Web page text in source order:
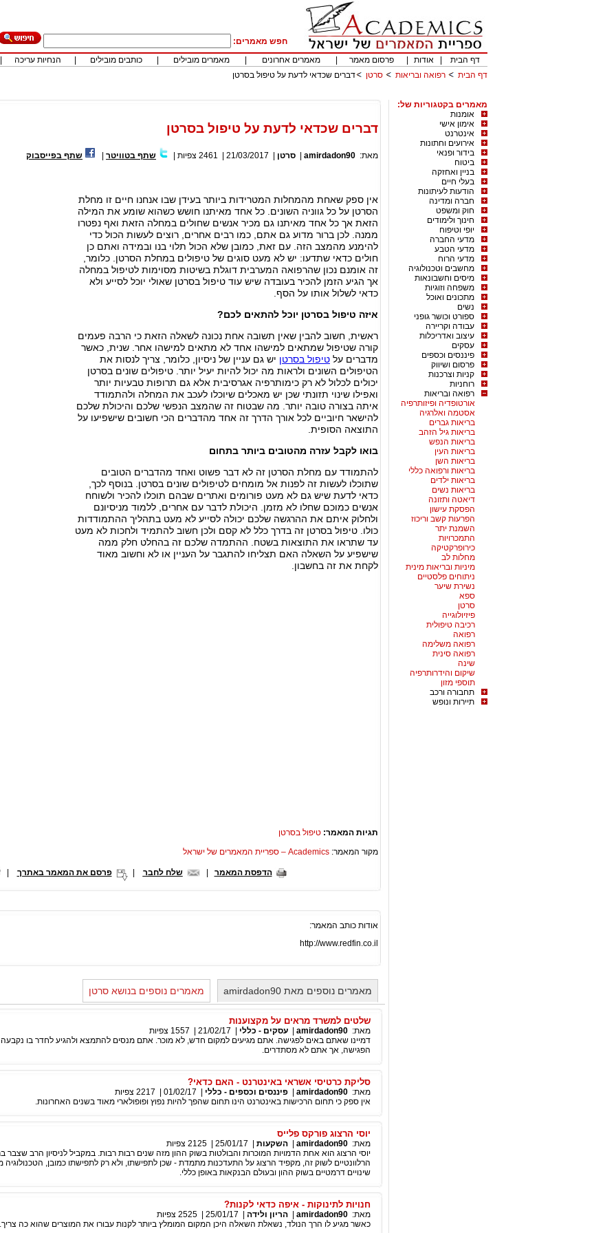
חפש מאמרים:
דף הבית
אודות פרסום מאמר מאמרים אחרונים מאמרים מובילים כותבים מובילים הנחיות עריכה
דף הבית
רפואה ובריאות סרטן דברים שכדאי לדעת על טיפול בסרטן
מאמרים בקטגוריות של:
אומנות
אימון אישי
אינטרנט
אירועים וחתונות
בידור ופנאי
ביטוח
בניין ואחזקה
בעלי חיים
הודעות לעיתונות
חברה ומדינה
חוק ומשפט
חינוך ולימודים
יופי וטיפוח
מדעי החברה
מדעי הטבע
מדעי הרוח
מחשבים וטכנולוגיה
מיסים וחשבונאות
משפחה וזוגיות
מתכונים ואוכל
נשים
ספורט וכושר גופני
עבודה וקריירה
עיצוב ואדריכלות
עסקים
פיננסים וכספים
פרסום ושיווק
קניות וצרכנות
רוחניות
רפואה ובריאות
אורטופדיה ופיזותרפיה
אסטמה ואלרגיה
בריאות גברים
בריאות גיל הזהב
בריאות הנפש
בריאות העין
בריאות השן
בריאות ורפואה כללי
בריאות ילדים
בריאות נשים
דיאטה ותזונה
הפסקת עישון
הפרעות קשב וריכוז
השמנת יתר
התמכרויות
כירופרקטיקה
מחלות לב
מיניות ובריאות מינית
ניתוחים פלסטיים
נשירת שיער
ספא
סרטן
פיזיולוגייה
רכיבה טיפולית
רפואה
רפואה משלימה
רפואה סינית
שינה
שיקום והידרותרפיה
תוספי מזון
תחבורה ורכב
תיירות ונופש
דברים שכדאי לדעת על טיפול בסרטן
מאת: amirdadon90 סרטן 21/03/2017
2461 צפיות שתף בטוויטר שתף בפייסבוק
אין ספק שאחת מהמחלות המטרידות ביותר בעידן שבו אנחנו חיים זו מחלת
הסרטן על כל גווניה השונים. כל אחד מאיתנו חושש כשהוא שומע את המילה
הזאת אך כל אחד מאיתנו גם מכיר אנשים שחולים במחלה הזאת ואף נפטרו
ממנה. לכן ברור מדוע גם אתם, כמו רבים אחרים, רוצים לעשות הכול כדי
להימנע מהמצב הזה. עם זאת, כמובן שלא הכול תלוי בנו ובמידה ואתם כן
חולים כדאי שתדעו: יש לא מעט סוגים של טיפולים במחלת הסרטן. כלומר,
זה אומנם נכון שהרפואה המערבית דוגלת בשיטות מסוימות לטיפול במחלה
אך הגיע הזמן להכיר בעובדה שיש עוד טיפול בסרטן שאולי יוכל לסייע ולא
כדאי לשלול אותו על הסף.
איזה טיפול בסרטן יוכל להתאים לכם?
ראשית, חשוב להבין שאין תשובה אחת נכונה לשאלה הזאת כי הרבה פעמים
קורה שטיפול שמתאים למישהו אחד לא מתאים למישהו אחר. שנית, כאשר
מדברים על טיפול בסרטן יש גם עניין של ניסיון, כלומר, צריך לנסות את
הטיפולים השונים ולראות מה יכול להיות יעיל יותר. טיפולים שונים בסרטן
יכולים לכלול לא רק כימותרפיה אגרסיבית אלא גם תרופות טבעיות יותר
ואפילו שינוי תזונתי שכן יש מאכלים שיוכלו לעכב את המחלה ולהתמודד
איתה בצורה טובה יותר. מה שבטוח זה שהמצב הנפשי שלכם והיכולת שלכם
להישאר חיוביים לכל אורך הדרך זה אחד מהדברים הכי חשובים שישפיעו על
התוצאה הסופית.
בואו לקבל עזרה מהטובים ביותר בתחום
להתמודד עם מחלת הסרטן זה לא דבר פשוט ואחד מהדברים הטובים
שתוכלו לעשות זה לפנות אל מומחים לטיפולים שונים בסרטן. בנוסף לכך,
כדאי לדעת שיש גם לא מעט פורומים ואתרים שבהם תוכלו להכיר ולשוחח
אנשים כמוכם שחלו לא מזמן. היכולת לדבר עם אחרים, ללמוד מניסיונם
ולחלוק איתם את ההרגשה שלכם יכולה לסייע לא מעט בתהליך ההתמודדות
כולו. טיפול בסרטן זה בדרך כלל לא קסם ולכן חשוב להתמיד ולחכות לא מעט
עד שתראו את התוצאות בשטח. ההתמדה שלכם זה בהחלט חלק ממה
שישפיע על השאלה האם תצליחו להתגבר על העניין או לא וחשוב מאוד
לקחת את זה בחשבון.
תגיות המאמר: טיפול בסרטן
מקור המאמר: Academics – ספריית המאמרים של ישראל
הדפסת המאמר שלח לחבר פרסם את המאמר באתרך |
אודות כותב המאמר:
http://www.redfin.co.il
מאמרים נוספים מאת amirdadon90 מאמרים נוספים בנושא סרטן
שלטים למשרד מראים על מקצוענות
מאת: amirdadon90 עסקים - כללי 21/02/17
1557 צפיות
דמיינו שאתם באים לפגישה. אתם מגיעים למקום חדש, לא מוכר. אתם מנסים להתמצא ולהגיע לחדר בו
הפגישה, אך אתם לא מסתדרים.
סליקת כרטיסי אשראי באינטרנט - האם כדאי?
מאת: amirdadon90 פיננסים וכספים - כללי 01/02/17
2217 צפיות
אין ספק כי תחום הרכישות באינטרנט הינו תחום שהפך להיות נפוץ ופופולארי מאוד בשנים האחרונות.
יוסי הרצוג פורקס פלייס
מאת: amirdadon90 השקעות 25/01/17
2125 צפיות
יוסי הרצוג הוא אחת הדמויות המוכרות והבולטות בשוק ההון מזה שנים רבות רבות. במקביל לניסיון הרב שצבר
הרלוונטיים לשוק זה, מקפיד הרצוג על התעדכנות מתמדת - שכן לתפישתו, ולא רק לתפישתו כמובן, הטכנולוגיה
שינויים דרמטיים בשוק ההון ובעולם הבנקאות באופן כללי.
חנויות לתינוקות - איפה כדאי לקנות?
מאת: amirdadon90 הריון ולידה 25/01/17
2525 צפיות
כאשר מגיע לו הרך הנולד, נשאלת השאלה היכן המקום המומלץ ביותר לקנות עבורו את המוצרים שהוא כה צריך.